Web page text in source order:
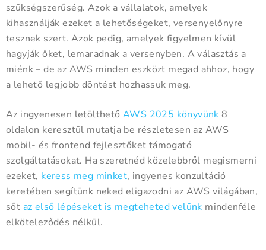
szükségszerűség. Azok a vállalatok, amelyek
kihasználják ezeket a lehetőségeket, versenyelőnyre
tesznek szert. Azok pedig, amelyek figyelmen kívül
hagyják őket, lemaradnak a versenyben. A választás a
miénk – de az AWS minden eszközt megad ahhoz, hogy
a lehető legjobb döntést hozhassuk meg.
Az ingyenesen letölthető AWS 2025 könyvünk 8
oldalon keresztül mutatja be részletesen az AWS
mobil- és frontend fejlesztőket támogató
szolgáltatásokat. Ha szeretnéd közelebbről megismerni
ezeket, keress meg minket, ingyenes konzultáció
keretében segítünk neked eligazodni az AWS világában,
sőt az első lépéseket is megteheted velünk mindenféle
elköteleződés nélkül.